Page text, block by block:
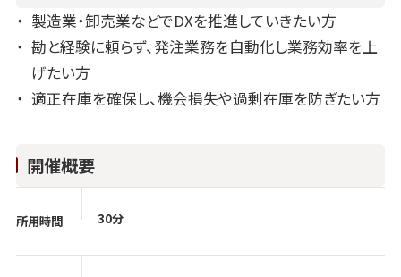
製造業・卸売業などでDXを推進していきたい方
勘と経験に頼らず、発注業務を自動化し業務効率を上
げたい方
適正在庫を確保し、機会損失や過剰在庫を防ぎたい方
開催概要
所用時間 30分